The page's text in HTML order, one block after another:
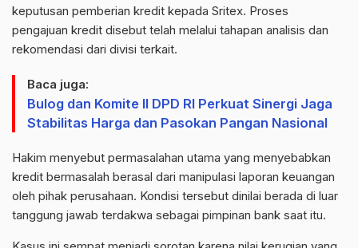
keputusan pemberian kredit kepada Sritex. Proses
pengajuan kredit disebut telah melalui tahapan analisis dan
rekomendasi dari divisi terkait.
Baca juga:
Bulog dan Komite II DPD RI Perkuat Sinergi Jaga
Stabilitas Harga dan Pasokan Pangan Nasional
Hakim menyebut permasalahan utama yang menyebabkan
kredit bermasalah berasal dari manipulasi laporan keuangan
oleh pihak perusahaan. Kondisi tersebut dinilai berada di luar
tanggung jawab terdakwa sebagai pimpinan bank saat itu.